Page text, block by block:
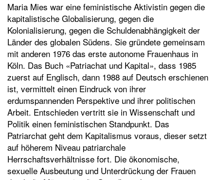
/
u
s
h
n
Maria Mies war eine feministische Aktivistin gegen die
kapitalistische Globalisierung, gegen die
Kolonialisierung, gegen die Schuldenabhängigkeit der
Länder des globalen Südens. Sie gründete gemeinsam
mit anderen 1976 das erste autonome Frauenhaus in
Köln. Das Buch «Patriachat und Kapital», dass 1985
zuerst auf Englisch, dann 1988 auf Deutsch erschienen
ist, vermittelt einen Eindruck von ihrer
erdumspannenden Perspektive und ihrer politischen
Arbeit. Entschieden vertritt sie in Wissenschaft und
Politik einen feministischen Standpunkt. Das
Patriarchat geht dem Kapitalismus voraus, dieser setzt
auf höherem Niveau patriarchale
Herrschaftsverhältnisse fort. Die ökonomische,
sexuelle Ausbeutung und Unterdrückung der Frauen